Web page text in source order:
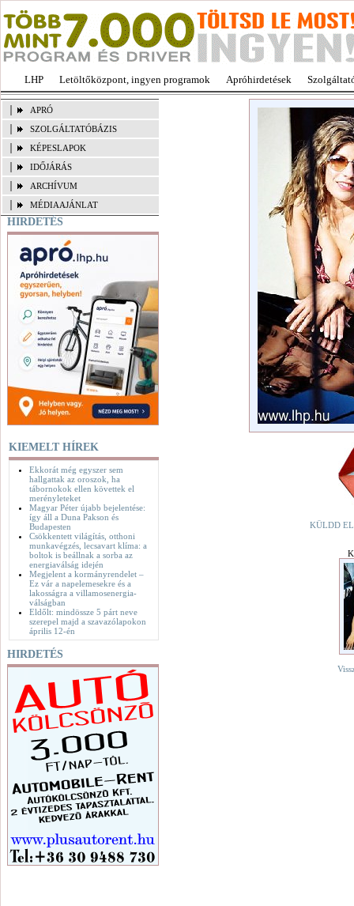
LHP Letöltőközpont, ingyen programok Apróhirdetések
APRÓ
SZOLGÁLTATÓBÁZIS
KÉPESLAPOK
IDŐJÁRÁS
ARCHÍVUM
MÉDIAAJÁNLAT
HIRDETÉS
KIEMELT HÍREK
Ekkorát még egyszer sem
hallgattak az oroszok, ha
tábornokok ellen követtek el
merényleteket
Magyar Péter újabb bejelentése:
így áll a Duna Pakson és
Budapesten
Csökkentett világítás, otthoni
munkavégzés, lecsavart klíma: a
boltok is beállnak a sorba az
energiaválság idején
Megjelent a kormányrendelet –
Ez vár a napelemesekre és a
lakosságra a villamosenergia-
válságban
Eldőlt: mindössze 5 párt neve
szerepel majd a szavazólapokon
április 12-én
HIRDETÉS
KÜLDD